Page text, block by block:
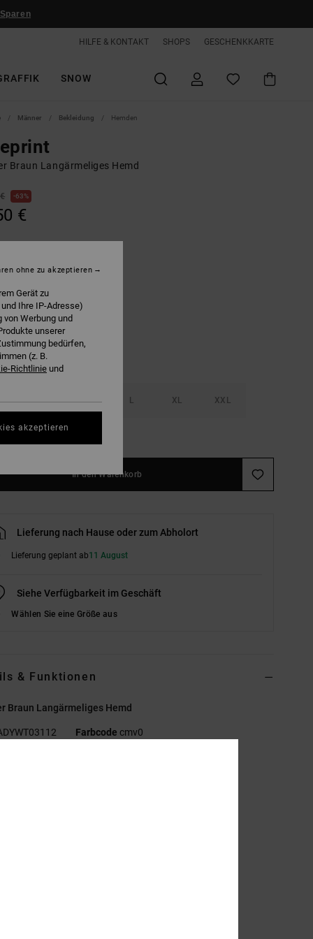
HILFE & KONTAKT SHOPS GESCHENKKARTE
SNOW
Männer Bekleidung Hemden
Braun Langärmeliges Hemd
63%
€
Bronze
S M L XL XXL
ansehen
In den Warenkorb
Lieferung nach Hause oder zum Abholort
Lieferung geplant ab11 August
Siehe Verfügbarkeit im Geschäft
Wählen Sie eine Größe aus
& Funktionen
Braun Langärmeliges Hemd
Farbcode cmv0
Gerät zu
Ihre IP-Adresse)
Werbung und
unserer
bedürfen,
(z. B.
Richtlinie und
ohne zu akzeptieren
akzeptieren